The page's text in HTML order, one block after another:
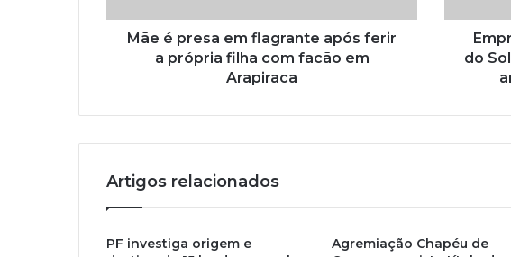
Mãe é presa em flagrante após ferir
a própria filha com facão em
Arapiraca
do
Artigos relacionados
PF investiga origem e
Agremiação Chapéu de